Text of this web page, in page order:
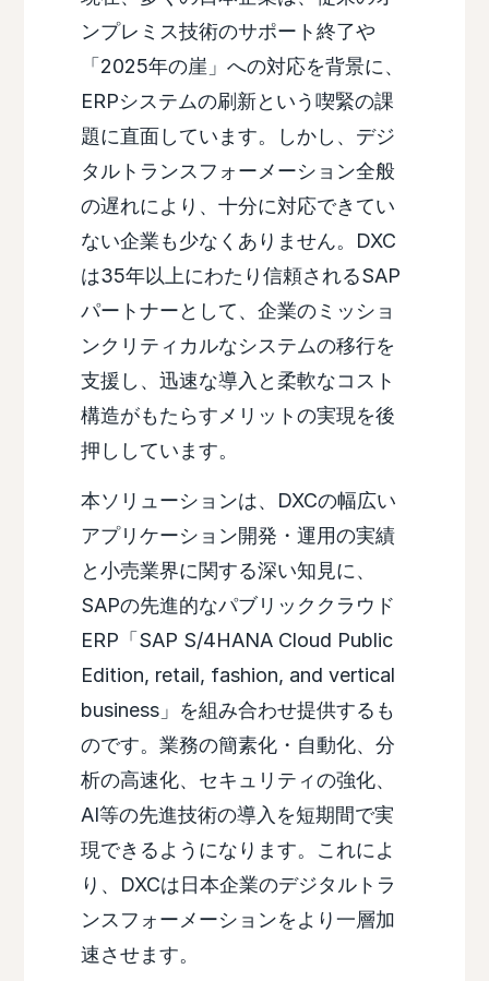
ンプレミス技術のサポート終了や
「2025年の崖」への対応を背景に、
ERPシステムの刷新という喫緊の課
題に直面しています。しかし、デジ
タルトランスフォーメーション全般
の遅れにより、十分に対応できてい
ない企業も少なくありません。DXC
は35年以上にわたり信頼されるSAP
パートナーとして、企業のミッショ
ンクリティカルなシステムの移行を
支援し、迅速な導入と柔軟なコスト
構造がもたらすメリットの実現を後
押ししています。
本ソリューションは、DXCの幅広い
アプリケーション開発・運用の実績
と小売業界に関する深い知見に、
SAPの先進的なパブリッククラウド
ERP「SAP S/4HANA Cloud Public
Edition, retail, fashion, and vertical
business」を組み合わせ提供するも
のです。業務の簡素化・自動化、分
析の高速化、セキュリティの強化、
AI等の先進技術の導入を短期間で実
現できるようになります。これによ
り、DXCは日本企業のデジタルトラ
ンスフォーメーションをより一層加
速させます。